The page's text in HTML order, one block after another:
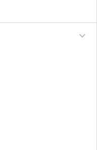
expand_more